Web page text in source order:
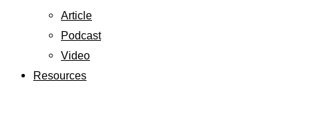
Article
Podcast
Video
Resources